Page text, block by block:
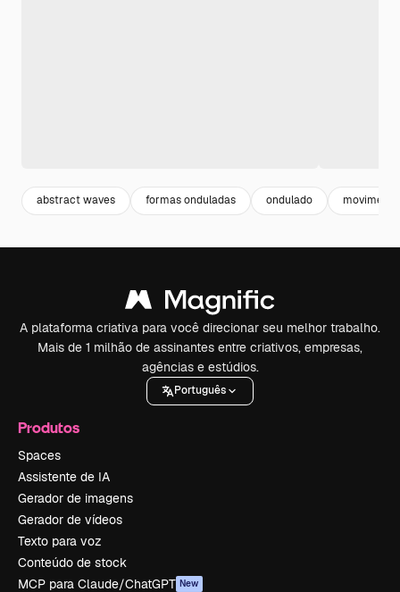
abstract waves formas onduladas ondulado movimento
A plataforma criativa para você direcionar seu melhor trabalho.
Mais de 1 milhão de assinantes entre criativos, empresas,
agências e estúdios.
Português
Produtos
Spaces
Assistente de IA
Gerador de imagens
Gerador de vídeos
Texto para voz
Conteúdo de stock
MCP para Claude/ChatGPT New